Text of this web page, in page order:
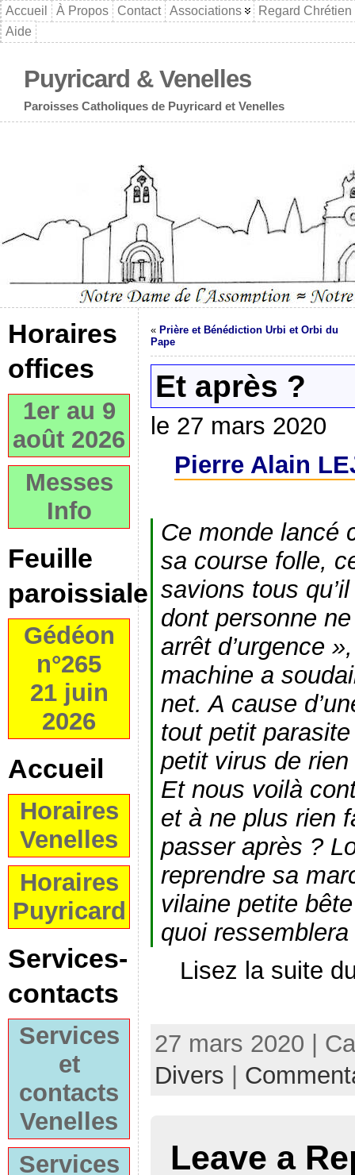
Accueil À Propos Contact Associations
Regard Chrétien
Aide
Puyricard & Venelles
Paroisses Catholiques de Puyricard et Venelles
Horaires
offices
1er au 9
août 2026
Messes
Info
Feuille
paroissiale
Gédéon
n°265
21 juin
2026
Accueil
Horaires
Venelles
Horaires
Puyricard
Services-
contacts
Services
et
contacts
Venelles
Services
« Prière et Bénédiction Urbi et Orbi du
Pape
Et après ?
le 27 mars 2020
Pierre Alain
Ce monde lancé
sa course folle,
savions tous
dont personne
arrêt d’urgence
machine a
net. A cause
tout petit
petit virus de
Et nous voilà
et à ne plus rien
passer après ?
reprendre sa
vilaine petite
quoi
Lisez la suite
27 mars 2020 |
Divers
Leave a